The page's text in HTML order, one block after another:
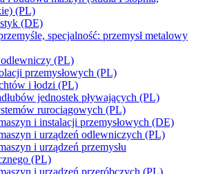
(PL)
(DE)
specjalność: przemysł metalowy
(PL)
przemysłowych (PL)
i łodzi (PL)
jednostek pływających (PL)
rurociągowych (PL)
i instalacji przemysłowych (DE)
i urządzeń odlewniczych (PL)
i urządzeń przemysłu
(PL)
i urządzeń przeróbczych (PL)